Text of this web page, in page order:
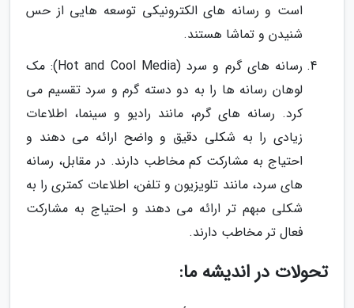
است و رسانه های الکترونیکی توسعه هایی از حس
شنیدن و تماشا هستند.
رسانه های گرم و سرد (Hot and Cool Media): مک
لوهان رسانه ها را به دو دسته گرم و سرد تقسیم می
کرد. رسانه های گرم، مانند رادیو و سینما، اطلاعات
زیادی را به شکلی دقیق و واضح ارائه می دهند و
احتیاج به مشارکت کم مخاطب دارند. در مقابل، رسانه
های سرد، مانند تلویزیون و تلفن، اطلاعات کمتری را به
شکلی مبهم تر ارائه می دهند و احتیاج به مشارکت
فعال تر مخاطب دارند.
تحولات در اندیشه ما: